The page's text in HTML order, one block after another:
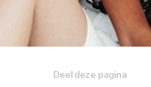
Deel deze pagina